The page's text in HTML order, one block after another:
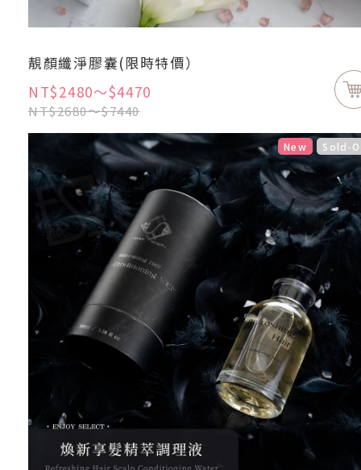
靚顏纖淨膠囊(限時特價）
NT$2480～$4470
NT$2680～$7440
New Sold-